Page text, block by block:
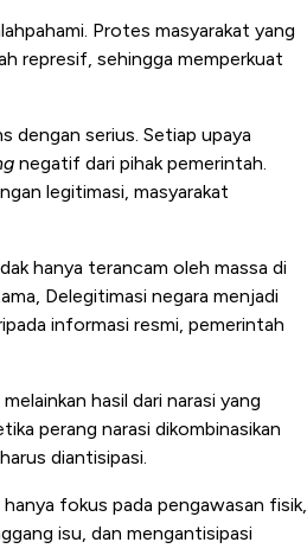
Protes masyarakat yang
represif, sehingga memperkuat
dengan serius. Setiap upaya
negatif dari pihak pemerintah.
legitimasi, masyarakat
hanya terancam oleh massa di
Delegitimasi negara menjadi
informasi resmi, pemerintah
hasil dari narasi yang
perang narasi dikombinasikan
diantisipasi.
fokus pada pengawasan fisik,
isu, dan mengantisipasi